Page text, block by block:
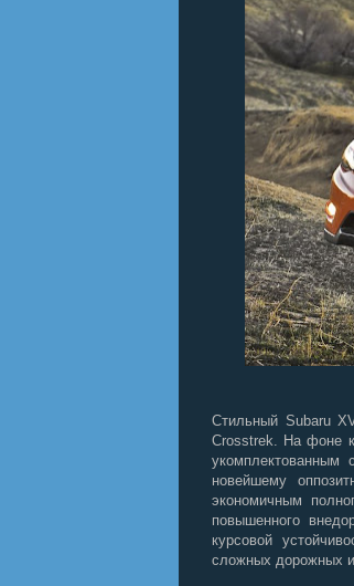
Стильный Subaru
Crosstrek. На фоне
укомплектованным
новейшему
экономичным
повышенного
курсовой
сложных дорожных